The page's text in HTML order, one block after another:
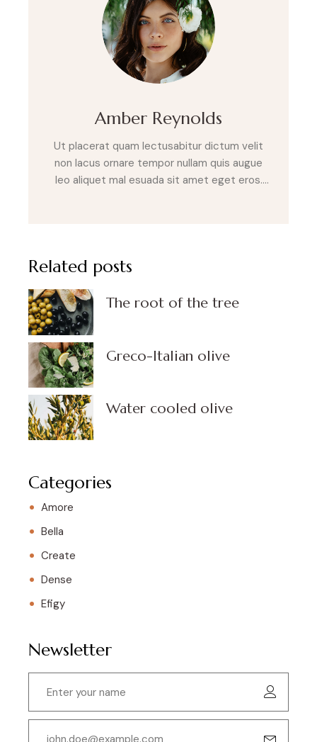
Amber Reynolds
Ut placerat quam lectusabitur dictum velit
non lacus ornare tempor nullam quis augue
leo aliquet mal esuada sit amet eget eros.
Related posts
The root of the tree
Greco-Italian olive
Water cooled olive
Categories
Amore
Bella
Create
Dense
Efigy
Newsletter